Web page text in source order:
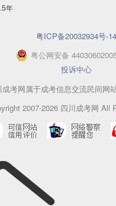
年
粤ICP备20032934号-14
粤公网安备
投诉中心
考网属于成考信息交流民间网
2007-2026 四川成考网 All